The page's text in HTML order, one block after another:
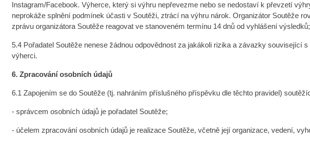
Instagram/Facebook. Výherce, který si výhru nepřevezme nebo se nedostaví k převzetí
neprokáže splnění podmínek účasti v Soutěži, ztrácí na výhru nárok. Organizátor Soutěže
zprávu organizátora Soutěže reagovat ve stanoveném termínu 14 dnů od vyhlášení
5.4 Pořadatel Soutěže nenese žádnou odpovědnost za jakákoli rizika a závazky
výherci.
6. Zpracování osobních údajů
6.1 Zapojením se do Soutěže (tj. nahráním příslušného příspěvku dle těchto pravidel)
- správcem osobních údajů je pořadatel Soutěže;
- účelem zpracování osobních údajů je realizace Soutěže, včetně její organizace, vedení,